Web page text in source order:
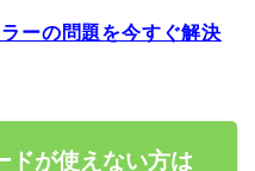
ーの問題を今すぐ解決
ドが使えない方は